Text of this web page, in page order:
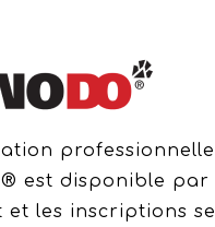
professionnelle
est disponible par
et les inscriptions se